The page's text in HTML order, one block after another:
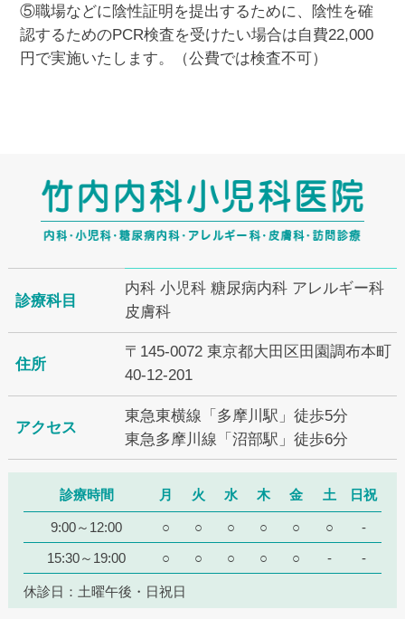
⑤職場などに陰性証明を提出するために、陰性を確
認するためのPCR検査を受けたい場合は自費22,000
円で実施いたします。（公費では検査不可）
診療科目
内科 小児科 糖尿病内科 アレルギー科
皮膚科
住所
〒145-0072 東京都大田区田園調布本町
40-12-201
アクセス
東急東横線「多摩川駅」徒歩5分
東急多摩川線「沼部駅」徒歩6分
診療時間 月 火 水 木 金 土 日祝
9:00～12:00 ○ ○ ○ ○ ○ ○
-
15:30～19:00
○ ○ ○ ○ ○ - -
休診日：土曜午後・日祝日